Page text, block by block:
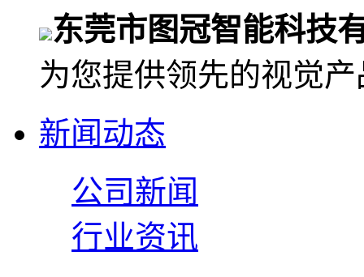
东莞市图冠智能科技
为您提供领先的视觉
新闻动态
公司新闻
行业资讯